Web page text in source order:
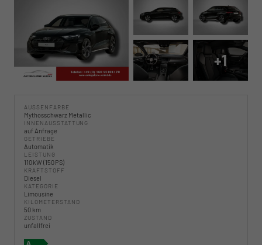
+1
AUSSENFARBE
Mythosschwarz Metallic
INNENAUSSTATTUNG
auf Anfrage
GETRIEBE
Automatik
LEISTUNG
110 kW (150 PS)
KRAFTSTOFF
Diesel
KATEGORIE
Limousine
KILOMETERSTAND
50 km
ZUSTAND
unfallfrei